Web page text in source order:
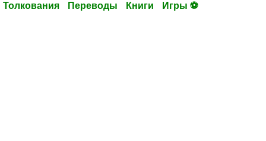
Толкования Переводы Книги Игры ⚽